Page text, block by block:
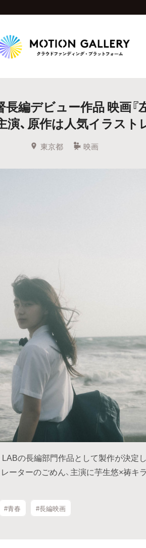
ト 新着プロジェクト 終了間近
Feature
キュレーターから探す
編デビュー作品 映画『
演、原作は人気イラスト
東京都 映画
の長編部門作品として製作が決定し
ーターのごめん、主演に芋生悠×祷キラ
#青春 #長編映画